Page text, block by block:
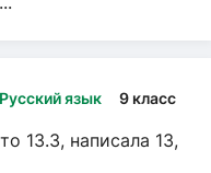
Русский язык 9 класс
13.3, написала 13,